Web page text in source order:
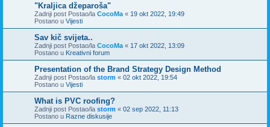
"Kraljica džeparoša"
Zadnji post Postao/la CocoMa « 19 okt 2022, 19:49
Postano u Vijesti
Sav kič svijeta..
Zadnji post Postao/la CocoMa « 17 okt 2022, 13:09
Postano u Kreativni forum
Presentation of the Brand Strategy Design Method
Zadnji post Postao/la storm « 02 okt 2022, 19:54
Postano u Vijesti
What is PVC roofing?
Zadnji post Postao/la storm « 02 sep 2022, 11:13
Postano u Razne diskusije